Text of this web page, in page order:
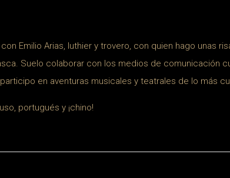
Emilio Arias, luthier y trovero, con quien hago unas
Suelo colaborar con los medios de comunicación
en aventuras musicales y teatrales de lo más
portugués y ¡chino!